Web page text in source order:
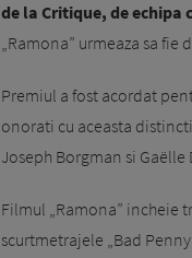
de la Critique, de echipa
„Ramona” urmeaza sa
Premiul a fost acordat
onorati cu aceasta
Joseph Borgman si Gaëlle
Filmul „Ramona” incheie
scurtmetrajele „Bad